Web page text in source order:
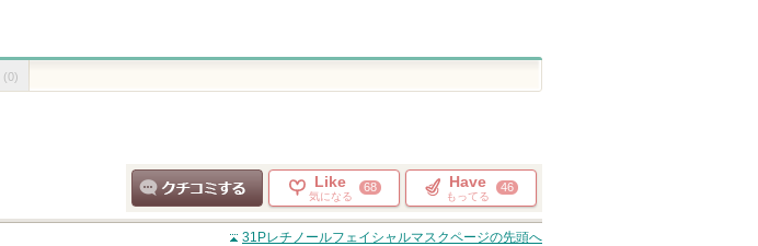
(0)
クチコミする
Like
気になる
68 Have
もってる
46
31Pレチノールフェイシャルマスクページの先頭へ